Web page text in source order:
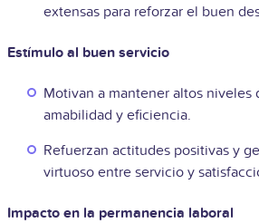
extensas para reforzar el buen
Estímulo al buen servicio
Motivan a mantener altos niveles
amabilidad y eficiencia.
Refuerzan actitudes positivas y
virtuoso entre servicio y
Impacto en la permanencia laboral